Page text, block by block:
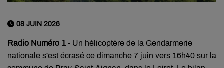
08 JUIN 2026
Radio Numéro 1 - Un hélicoptère de la Gendarmerie
nationale s'est écrasé ce dimanche 7 juin vers 16h40 sur la